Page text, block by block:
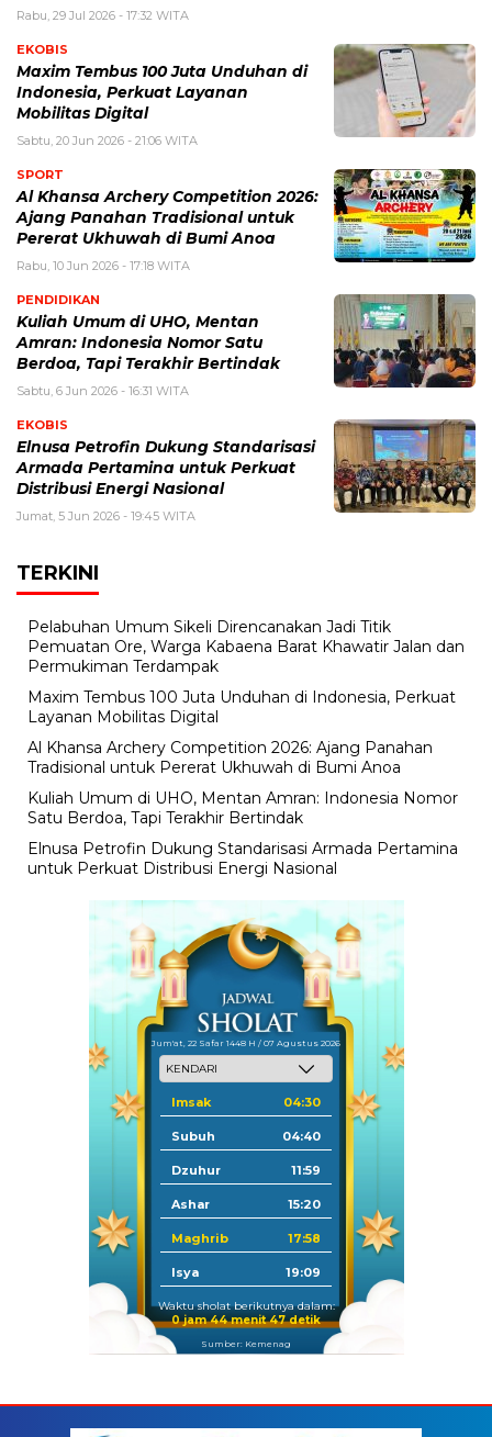
Rabu, 29 Jul 2026 - 17:32 WITA
EKOBIS
Maxim Tembus 100 Juta Unduhan di
Indonesia, Perkuat Layanan
Mobilitas Digital
Sabtu, 20 Jun 2026 - 21:06 WITA
SPORT
Al Khansa Archery Competition 2026:
Ajang Panahan Tradisional untuk
Pererat Ukhuwah di Bumi Anoa
Rabu, 10 Jun 2026 - 17:18 WITA
PENDIDIKAN
Kuliah Umum di UHO, Mentan
Amran: Indonesia Nomor Satu
Berdoa, Tapi Terakhir Bertindak
Sabtu, 6 Jun 2026 - 16:31 WITA
EKOBIS
Elnusa Petrofin Dukung Standarisasi
Armada Pertamina untuk Perkuat
Distribusi Energi Nasional
Jumat, 5 Jun 2026 - 19:45 WITA
TERKINI
Pelabuhan Umum Sikeli Direncanakan Jadi Titik
Pemuatan Ore, Warga Kabaena Barat Khawatir Jalan dan
Permukiman Terdampak
Maxim Tembus 100 Juta Unduhan di Indonesia, Perkuat
Layanan Mobilitas Digital
Al Khansa Archery Competition 2026: Ajang Panahan
Tradisional untuk Pererat Ukhuwah di Bumi Anoa
Kuliah Umum di UHO, Mentan Amran: Indonesia Nomor
Satu Berdoa, Tapi Terakhir Bertindak
Elnusa Petrofin Dukung Standarisasi Armada Pertamina
untuk Perkuat Distribusi Energi Nasional
Jum'at, 22 Safar 1448 H / 07 Agustus 2026
Imsak 04:30
Subuh 04:40
Dzuhur 11:59
Ashar 15:20
Maghrib 17:58
Isya 19:09
Waktu sholat berikutnya dalam:
0 jam 44 menit 47 detik
Sumber: Kemenag